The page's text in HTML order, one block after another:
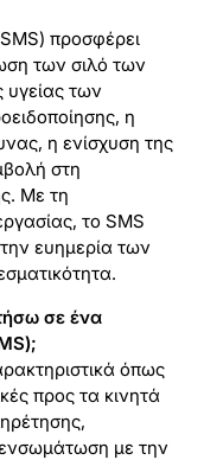
προσφέρει
των σιλό των
υγείας των
η
η ενίσχυση της
στη
Με τη
το SMS
ευημερία των
σε ένα
όπως
προς τα κινητά
με την